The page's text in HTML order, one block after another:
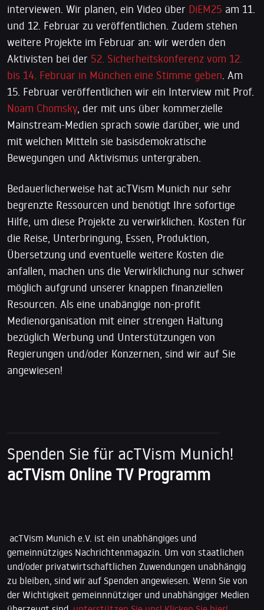
interviewen. Wir planen, ein Video über DiEM25 am 11.
und 12. Februar zu veröffentlichen. Zudem stehen
weitere Projekte im Februar an: wir werden den
Aktivisten bei der 52. Sicherheitskonferenz vom 12.
bis 14. Februar in München eine Stimme geben. Am
15. Februar veröffentlichen wir ein Interview mit Prof.
Noam Chomsky, der mit uns über kommerzielle
Mainstream-Medien sprach sowie darüber, wie und
mit welchen Mitteln sie basisdemokratische
Bewegungen und Aktivismus untergraben.
Bedauerlicherweise hat acTVism Munich nur sehr
begrenzte Ressourcen und benötigt Ihre sofortige
Hilfe, um diese Projekte zu verwirklichen. Kosten für
die Reise, Unterbringung, Essen, Produktion,
Übersetzung und eventuelle weitere Kosten die
anfallen, machen uns die Verwirklichung nur schwer
möglich aufgrund unserer knappen finanziellen
Resourcen. Als eine unabängige non-profit
Medienorganisation mit einer strengen Haltung
bezüglich Werbung und Unterstützungen von
Regierungen und/oder Konzernen, sind wir auf Sie
angewiesen!
Spenden Sie für acTVism Munich!
acTVism Online TV Programm
acTVism Munich e.V. ist ein unabhängiges und
gemeinnütziges Nachrichtenmagazin. Um von staatlichen
und/oder privatwirtschaftlichen Zuwendungen unabhängig
zu bleiben, sind wir auf Spenden angewiesen. Wenn Sie von
der Wichtigkeit gemeinnnütziger und unabhängiger Medien